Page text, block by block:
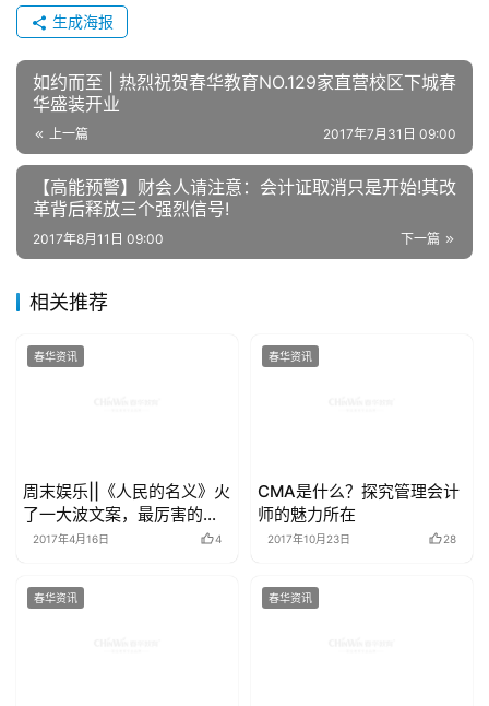
生成海报
如约而至 | 热烈祝贺春华教育NO.129家直营校区下城春
华盛装开业
上一篇 2017年7月31日 09:00
【高能预警】财会人请注意：会计证取消只是开始!其改
革背后释放三个强烈信号!
下一篇
2017年8月11日 09:00
相关推荐
春华资讯
周末娱乐||《人民的名义》火
了一大波文案，最厉害的还
是骗子……
2017年4月16日 4
春华资讯
CMA是什么？探究管理会计
师的魅力所在
2017年10月23日 28
春华资讯 春华资讯